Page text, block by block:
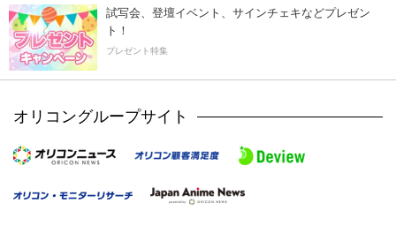
試写会、登壇イベント、サインチェキなどプレゼン
ト！
プレゼント特集
オリコングループサイト